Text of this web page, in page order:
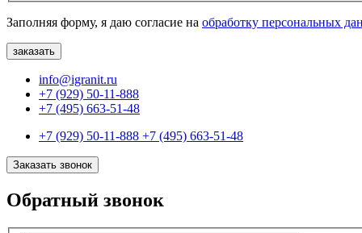
Заполняя форму, я даю согласие на обработку персональных
info@igranit.ru
+7 (929) 50-11-888
+7 (495) 663-51-48
+7 (929) 50-11-888 +7 (495) 663-51-48
Заказать звонок
Обратный звонок